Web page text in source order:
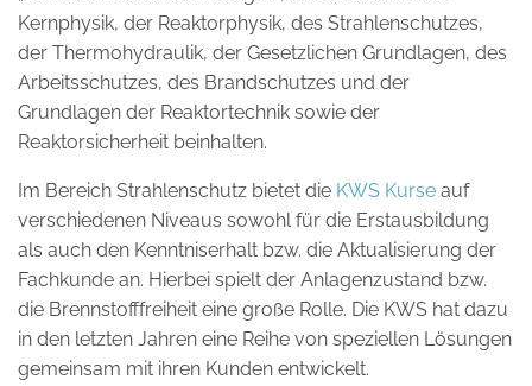
Kernphysik, der Reaktorphysik, des Strahlenschutzes,
der Thermohydraulik, der Gesetzlichen Grundlagen, des
Arbeitsschutzes, des Brandschutzes und der
Grundlagen der Reaktortechnik sowie der
Reaktorsicherheit beinhalten.
Im Bereich Strahlenschutz bietet die KWS Kurse auf
verschiedenen Niveaus sowohl für die Erstausbildung
als auch den Kenntniserhalt bzw. die Aktualisierung der
Fachkunde an. Hierbei spielt der Anlagenzustand bzw.
die Brennstofffreiheit eine große Rolle. Die KWS hat dazu
in den letzten Jahren eine Reihe von speziellen Lösungen
gemeinsam mit ihren Kunden entwickelt.